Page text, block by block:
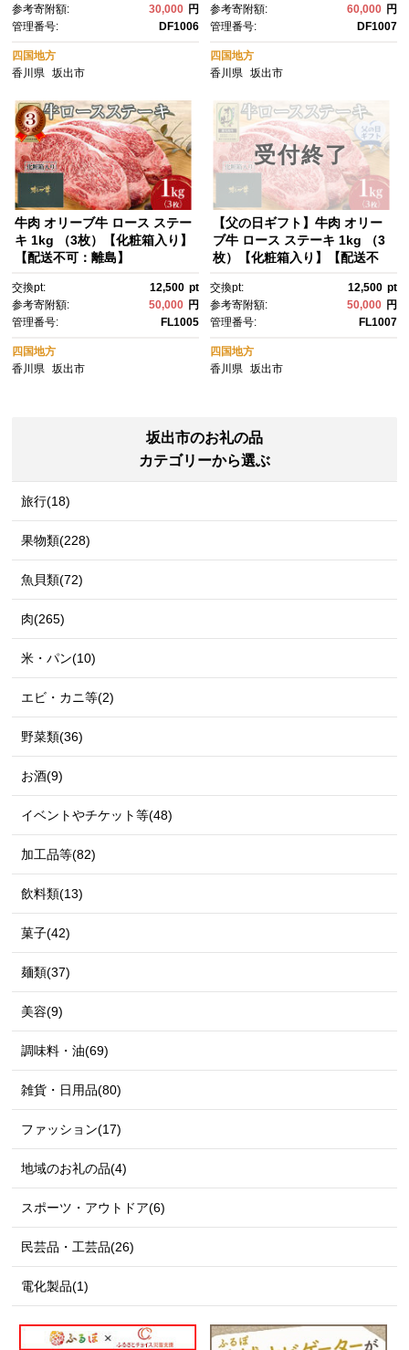
参考寄附額:
30,000 円
管理番号:
DF1006
四国地方
香川県
坂出市
参考寄附額:
60,000 円
管理番号:
DF1007
四国地方
香川県 坂出市
牛肉 オリーブ牛 ロース ステー
キ 1kg （3枚）【化粧箱入り】
【配送不可：離島】
交換pt: 12,500 pt
参考寄附額:
50,000 円
管理番号:
FL1005
四国地方
香川県
坂出市
受付終了
【父の日ギフト】牛肉 オリー
ブ牛 ロース ステーキ 1kg （3
枚）【化粧箱入り】【配送不
交換pt: 12,500 pt
参考寄附額:
50,000 円
管理番号:
FL1007
四国地方
香川県 坂出市
坂出市のお礼の品
カテゴリーから選ぶ
旅行(18)
果物類(228)
魚貝類(72)
肉(265)
米・パン(10)
エビ・カニ等(2)
野菜類(36)
お酒(9)
イベントやチケット等(48)
加工品等(82)
飲料類(13)
菓子(42)
麺類(37)
美容(9)
調味料・油(69)
雑貨・日用品(80)
ファッション(17)
地域のお礼の品(4)
スポーツ・アウトドア(6)
民芸品・工芸品(26)
電化製品(1)